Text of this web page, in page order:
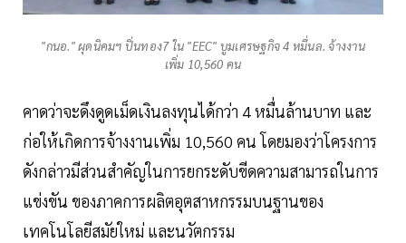
"กนอ." ผุดนิคมฯ ปิ่นทอง7 ใน "EEC" บูมเศรษฐกิจ 4 หมื่นล. จ้างงาน
เพิ่ม 10,560 คน
คาดว่าจะดึงดูดเม็ดเงินลงทุนได้กว่า 4 หมื่นล้านบาท และ
ก่อให้เกิดการจ้างงานเพิ่ม 10,560 คน โดยมองว่าโครงการ
ดังกล่าวมีส่วนสำคัญในการยกระดับขีดความสามารถในการ
แข่งขัน ของภาคการผลิตอุตสาหกรรมบนฐานของ
เทคโนโลยีสมัยใหม่ และนวัตกรรม